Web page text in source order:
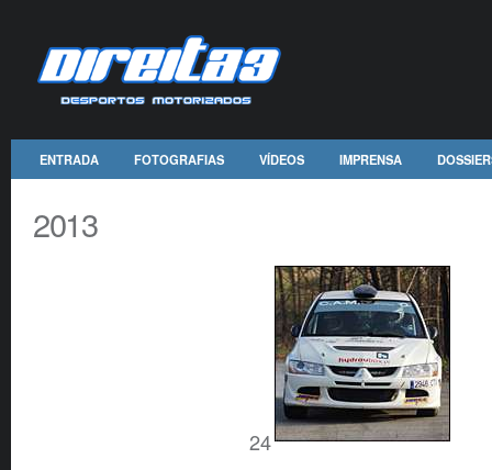
ENTRADA FOTOGRAFIAS VÍDEOS IMPRENSA
2013
24